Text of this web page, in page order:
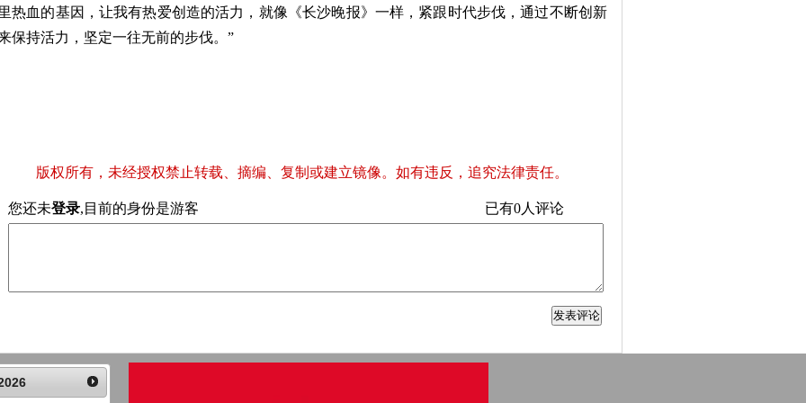
热血的基因，让我有热爱创造的活力，就像《长沙晚报》一样，紧跟时代步伐，通过不断创新
保持活力，坚定一往无前的步伐。”
版权所有，未经授权禁止转载、摘编、复制或建立镜像。如有违反，追究法律责任。
您还未登录,目前的身份是游客 已有0人评论